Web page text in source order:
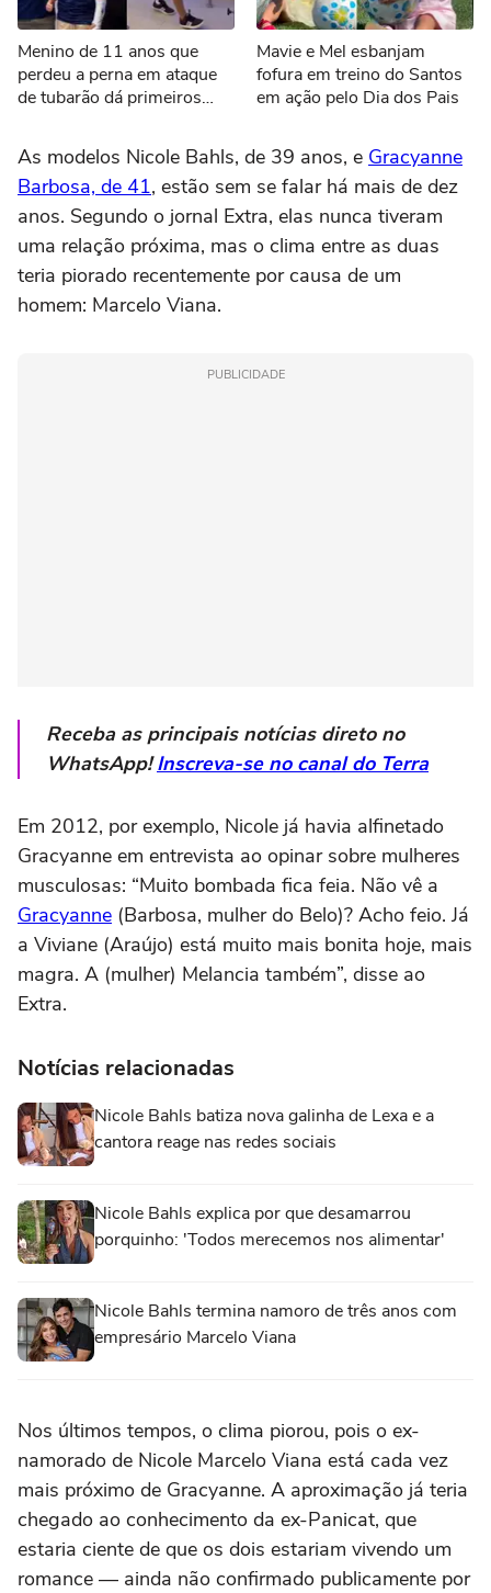
Menino de 11 anos que
perdeu a perna em ataque
de tubarão dá primeiros
Mavie e Mel esbanjam
fofura em treino do Santos
em ação pelo Dia dos Pais
As modelos Nicole Bahls, de 39 anos, e Gracyanne
Barbosa, de 41, estão sem se falar há mais de dez
anos. Segundo o jornal Extra, elas nunca tiveram
uma relação próxima, mas o clima entre as duas
teria piorado recentemente por causa de um
homem: Marcelo Viana.
PUBLICIDADE
Receba as principais notícias direto no
WhatsApp!Inscreva-se no canal do Terra
Em 2012, por exemplo, Nicole já havia alfinetado
Gracyanne em entrevista ao opinar sobre mulheres
musculosas: “Muito bombada fica feia. Não vê a
Gracyanne (Barbosa, mulher do Belo)? Acho feio. Já
a Viviane (Araújo) está muito mais bonita hoje, mais
magra. A (mulher) Melancia também”, disse ao
Extra.
Notícias relacionadas
Nicole Bahls batiza nova galinha de Lexa e a
cantora reage nas redes sociais
Nicole Bahls explica por que desamarrou
porquinho: 'Todos merecemos nos alimentar'
Nicole Bahls termina namoro de três anos com
empresário Marcelo Viana
Nos últimos tempos, o clima piorou, pois o ex-
namorado de Nicole Marcelo Viana está cada vez
mais próximo de Gracyanne. A aproximação já teria
chegado ao conhecimento da ex-Panicat, que
estaria ciente de que os dois estariam vivendo um
romance — ainda não confirmado publicamente por